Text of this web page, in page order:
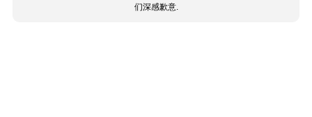
们深感歉意.